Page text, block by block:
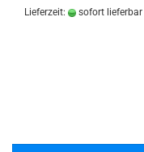
Lieferzeit: sofort lieferbar